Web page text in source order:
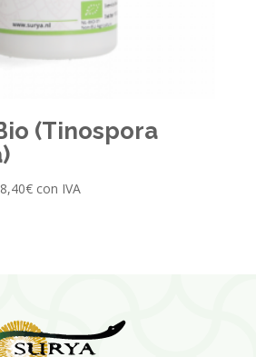
(Tinospora
€ con IVA